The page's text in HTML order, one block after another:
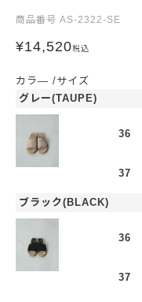
商品番号 AS-2322-SE
¥14,520税込
カラ―
サイズ
グレー(TAUPE)
36
37
ブラック(BLACK)
36
37